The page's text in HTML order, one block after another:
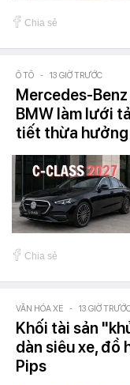
Chia sẻ
Ô TÔ - 13 GIỜ TRƯỚC
Mercedes-
BMW làm lưới
tiết thừa hưởng
Chia sẻ
VĂN HÓA XE - 13 GIỜ
Khối tài sản
dàn siêu xe, đồ
Pips